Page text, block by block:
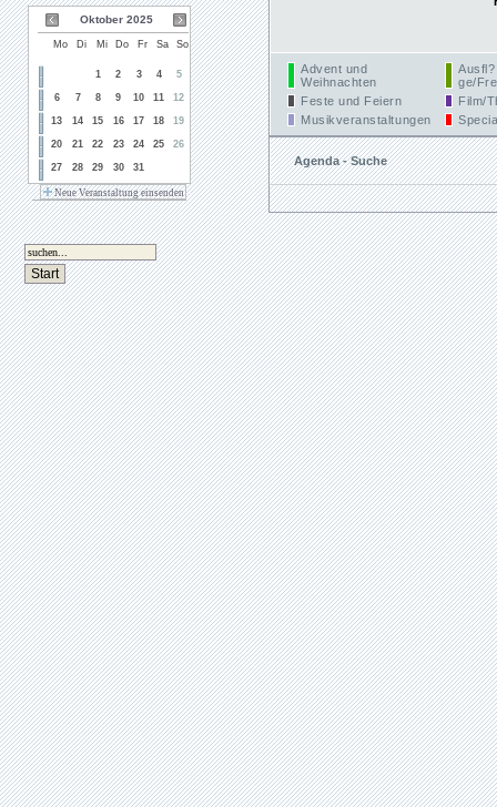
Oktober 2025
Mo Di Mi Do Fr Sa So
1 2 3 4 5
6 7 8 9 10 11 12
13 14 15 16 17 18 19
20 21 22 23 24 25 26
27 28 29 30 31
Neue Veranstaltung einsenden
Advent und
Weihnachten
Ausfl?
ge/
Feste und Feiern
Film/
Musikveranstaltungen
Agenda - Suche